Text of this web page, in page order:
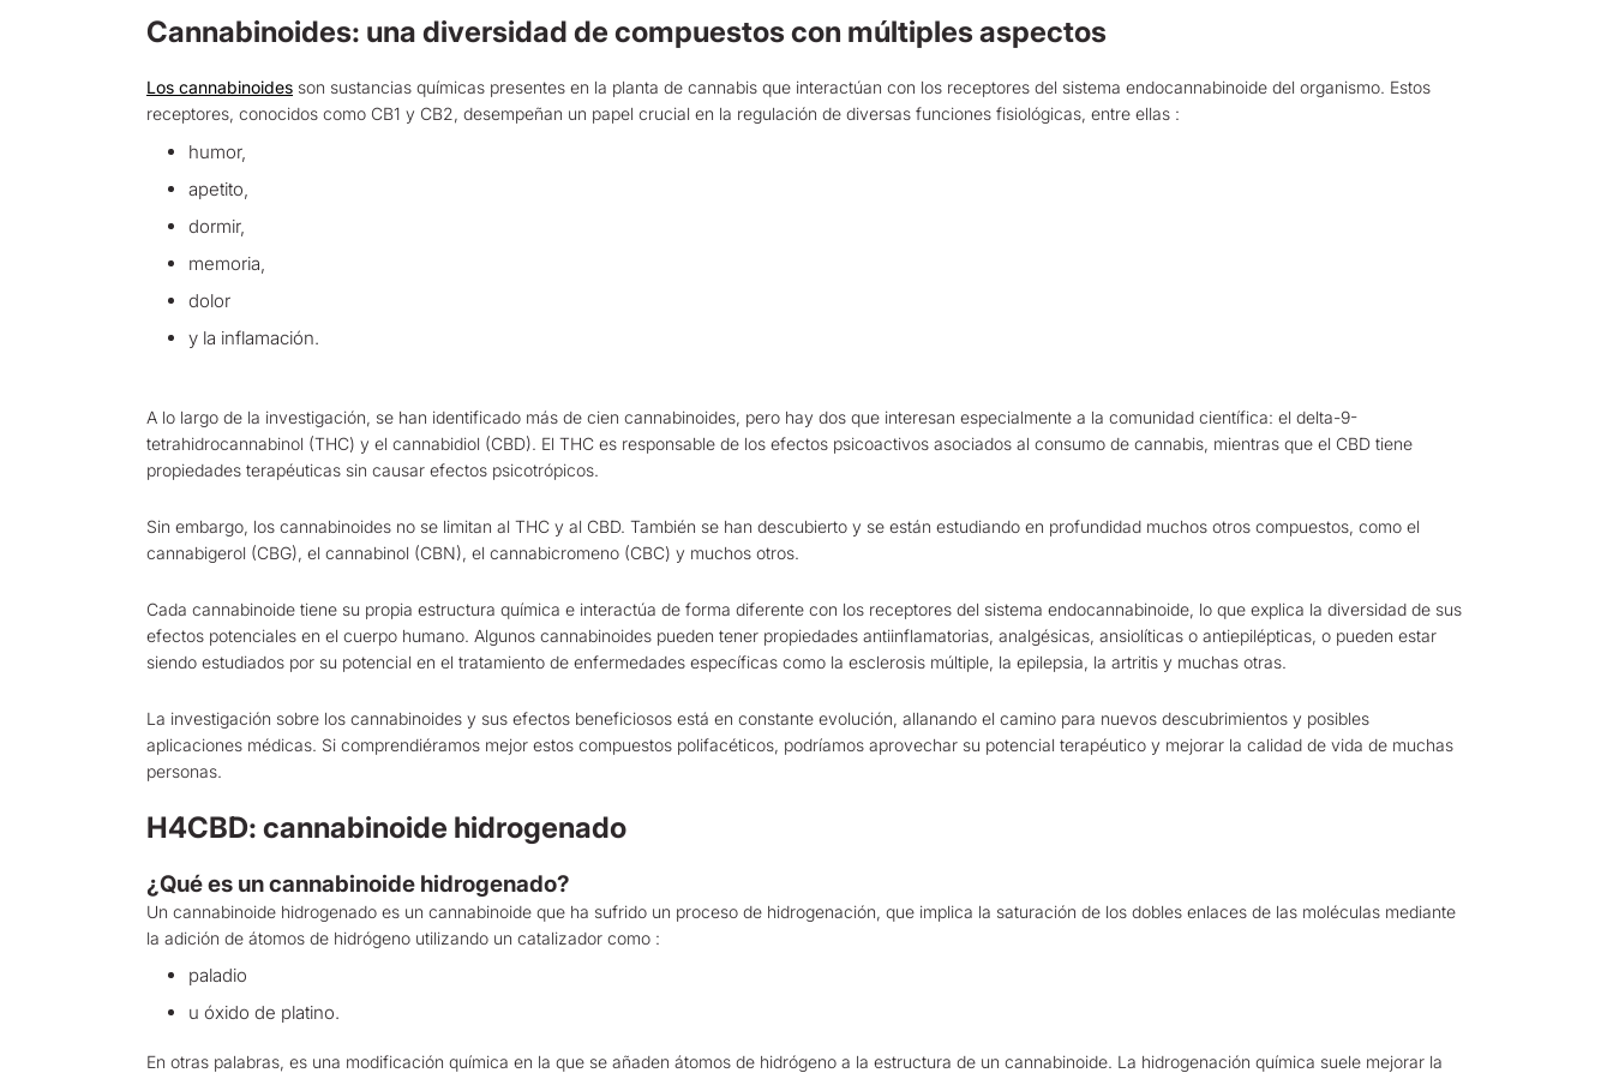
Cannabinoides: una diversidad de compuestos con múltiples aspectos
Los cannabinoides son sustancias químicas presentes en la planta de cannabis que interactúan con los receptores del sistema endocannabinoide del organismo. Estos
receptores, conocidos como CB1 y CB2, desempeñan un papel crucial en la regulación de diversas funciones fisiológicas, entre ellas :
humor,
apetito,
dormir,
memoria,
dolor
y la inflamación.
A lo largo de la investigación, se han identificado más de cien cannabinoides, pero hay dos que interesan especialmente a la comunidad científica: el delta-9-
tetrahidrocannabinol (THC) y el cannabidiol (CBD). El THC es responsable de los efectos psicoactivos asociados al consumo de cannabis, mientras que el CBD tiene
propiedades terapéuticas sin causar efectos psicotrópicos.
Sin embargo, los cannabinoides no se limitan al THC y al CBD. También se han descubierto y se están estudiando en profundidad muchos otros compuestos, como el
cannabigerol (CBG), el cannabinol (CBN), el cannabicromeno (CBC) y muchos otros.
Cada cannabinoide tiene su propia estructura química e interactúa de forma diferente con los receptores del sistema endocannabinoide, lo que explica la diversidad de sus
efectos potenciales en el cuerpo humano. Algunos cannabinoides pueden tener propiedades antiinflamatorias, analgésicas, ansiolíticas o antiepilépticas, o pueden estar
siendo estudiados por su potencial en el tratamiento de enfermedades específicas como la esclerosis múltiple, la epilepsia, la artritis y muchas otras.
La investigación sobre los cannabinoides y sus efectos beneficiosos está en constante evolución, allanando el camino para nuevos descubrimientos y posibles
aplicaciones médicas. Si comprendiéramos mejor estos compuestos polifacéticos, podríamos aprovechar su potencial terapéutico y mejorar la calidad de vida de muchas
personas.
H4CBD: cannabinoide hidrogenado
¿Qué es un cannabinoide hidrogenado?
Un cannabinoide hidrogenado es un cannabinoide que ha sufrido un proceso de hidrogenación, que implica la saturación de los dobles enlaces de las moléculas mediante
la adición de átomos de hidrógeno utilizando un catalizador como :
paladio
u óxido de platino.
En otras palabras, es una modificación química en la que se añaden átomos de hidrógeno a la estructura de un cannabinoide. La hidrogenación química suele mejorar la